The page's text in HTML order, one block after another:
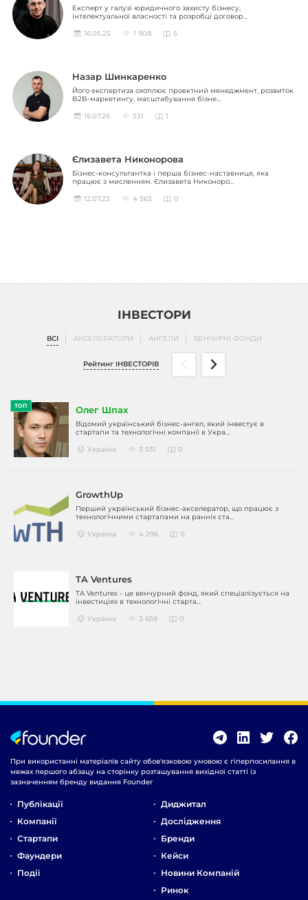
Експерт у галузі юридичного захисту бізнесу,
інтелектуальної власності та розробці договор...
16.05.25
1 908 5
Назар Шинкаренко
Його експертиза охоплює проектний менеджмент, розвиток
B2B-маркетингу, масштабування бізне...
16.07.26
531 1
Єлизавета Никонорова
Бізнес-консультантка і перша бізнес-наставниця, яка
працює з мисленням. Єлизавета Никоноро...
12.07.23
4 563 0
ІНВЕСТОРИ
ВСІ АКСЕЛЕРАТОРИ АНГЕЛИ ВЕНЧУРНІ ФОНДИ
Рейтинг ІНВЕСТОРІВ
ТОП Олег Шпах
Відомий український бізнес-ангел, який інвестує в
стартапи та технологічні компанії в Укра...
Україна
3 531 0
GrowthUp
Перший український бізнес-акселератор, що працює з
технологічними стартапами на ранніх ста...
Україна
4 296 0
TA Ventures
TA Ventures - це венчурний фонд, який спеціалізується на
інвестиціях в технологічні старта...
Україна
3 659 0
При використанні матеріалів сайту обов'язковою умовою є гіперпосилання в
межах першого абзацу на сторінку розташування вихідної статті із
зазначенням бренду видання Founder
Публікації
Компанії
Стартапи
Фаундери
Події
Диджитал
Дослідження
Бренди
Кейси
Новини Компаній
Ринок